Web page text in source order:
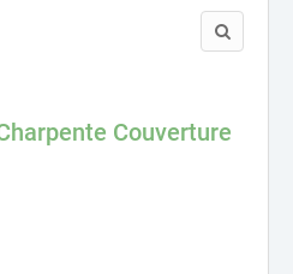
Couverture